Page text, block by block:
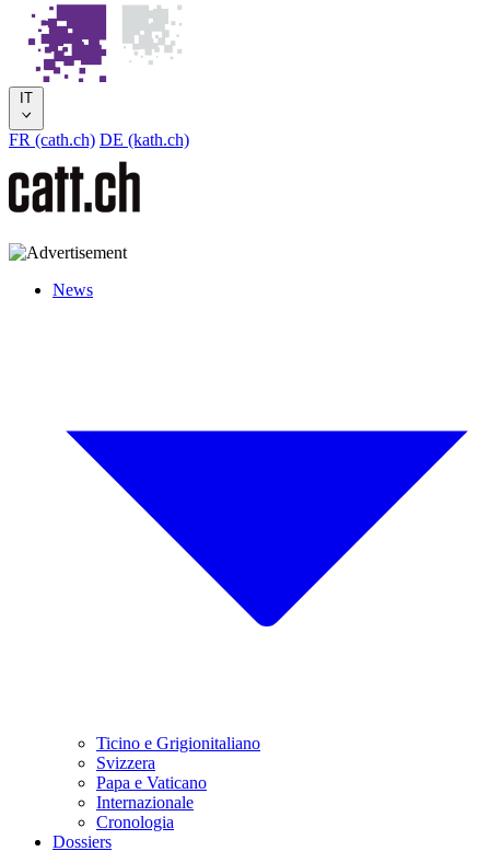
IT
FR (cath.ch) DE (kath.ch)
News
Ticino e Grigionitaliano
Svizzera
Papa e Vaticano
Internazionale
Cronologia
Dossiers